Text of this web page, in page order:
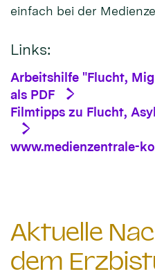
einfach bei der
Links:
Arbeitshilfe "Flucht,
als PDF
Filmtipps zu Flucht,
www.medienzentrale-
Aktuelle
dem